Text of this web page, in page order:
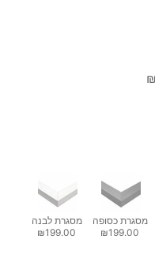
מסגרת כסופה
₪199.00
מסגרת לבנה
₪199.00